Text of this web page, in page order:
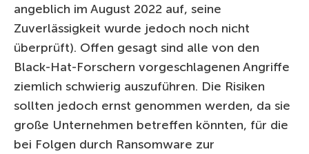
angeblich im August 2022 auf, seine
Zuverlässigkeit wurde jedoch noch nicht
überprüft). Offen gesagt sind alle von den
Black-Hat-Forschern vorgeschlagenen Angriffe
ziemlich schwierig auszuführen. Die Risiken
sollten jedoch ernst genommen werden, da sie
große Unternehmen betreffen könnten, für die
bei Folgen durch Ransomware zur